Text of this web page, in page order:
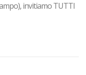
invitiamoTUTTI